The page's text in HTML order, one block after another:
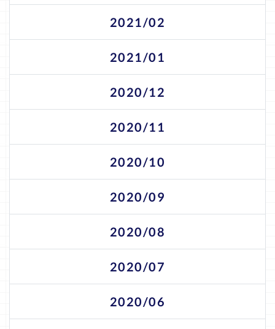
2021/02
2021/01
2020/12
2020/11
2020/10
2020/09
2020/08
2020/07
2020/06